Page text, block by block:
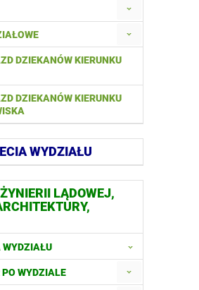
DZIEKANÓW KIERUNKU
DZIEKANÓW KIERUNKU
WYDZIAŁU
LĄDOWEJ,
WYDZIALE